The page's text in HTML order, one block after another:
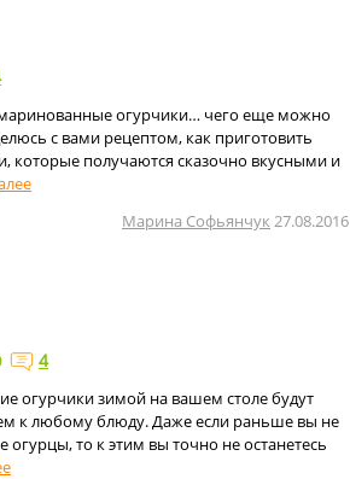
огурчики… чего еще можно
с вами рецептом, как приготовить
которые получаются сказочно вкусными и
Марина Софьянчук 27.08.2016
4
огурчики зимой на вашем столе будут
к любому блюду. Даже если раньше вы не
то к этим вы точно не останетесь